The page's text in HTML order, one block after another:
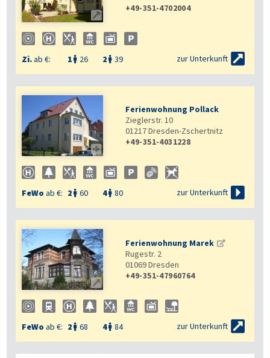

+49-351-4702004
Zi.ab €: 1  26 2  39 zur Unterkunft 

Ferienwohnung Pollack
Zieglerstr. 10
01217Dresden-Zschertnitz
+49-351-4031228
FeWo ab €: 2  60 4 80 zur Unterkunft 

Ferienwohnung Marek
Rugestr. 2
01069Dresden
+49-351-47960764
FeWo ab €: 2  68 4 84 zur Unterkunft 